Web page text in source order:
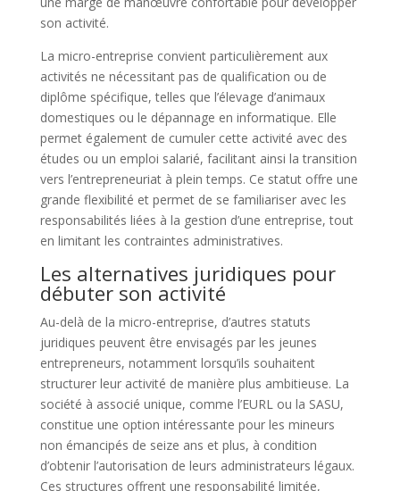
son activité.
La micro-entreprise convient particulièrement aux
activités ne nécessitant pas de qualification ou de
diplôme spécifique, telles que l’élevage d’animaux
domestiques ou le dépannage en informatique. Elle
permet également de cumuler cette activité avec des
études ou un emploi salarié, facilitant ainsi la transition
vers l’entrepreneuriat à plein temps. Ce statut offre une
grande flexibilité et permet de se familiariser avec les
responsabilités liées à la gestion d’une entreprise, tout
en limitant les contraintes administratives.
Les alternatives juridiques pour
débuter son activité
Au-delà de la micro-entreprise, d’autres statuts
juridiques peuvent être envisagés par les jeunes
entrepreneurs, notamment lorsqu’ils souhaitent
structurer leur activité de manière plus ambitieuse. La
société à associé unique, comme l’EURL ou la SASU,
constitue une option intéressante pour les mineurs
non émancipés de seize ans et plus, à condition
d’obtenir l’autorisation de leurs administrateurs légaux.
Ces structures offrent une responsabilité limitée,